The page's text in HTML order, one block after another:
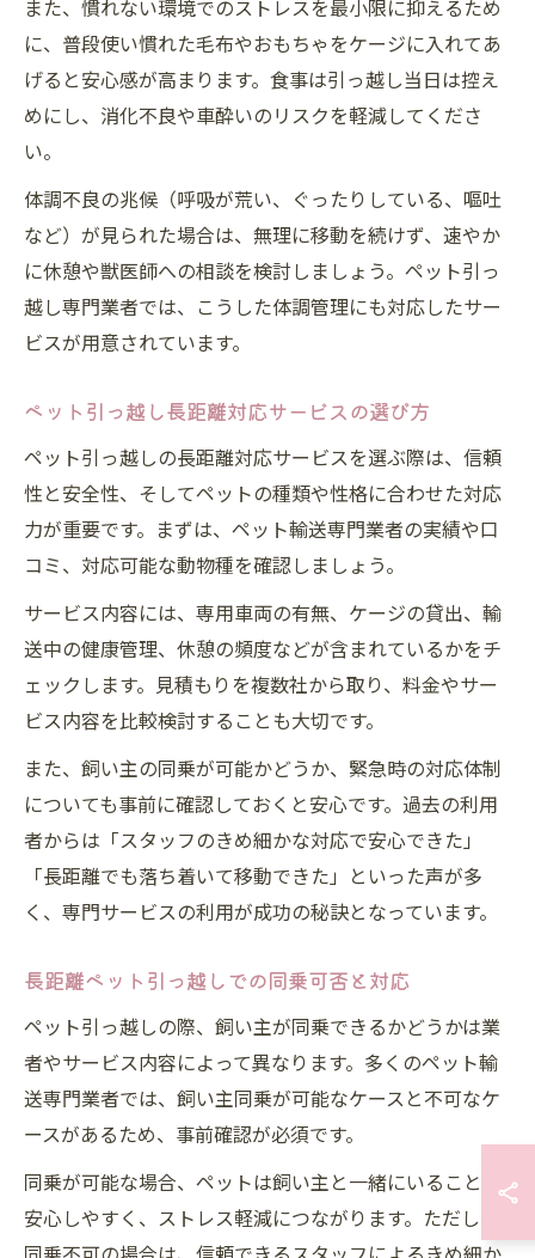
また、慣れない環境でのストレスを最小限に抑えるため
に、普段使い慣れた毛布やおもちゃをケージに入れてあ
げると安心感が高まります。食事は引っ越し当日は控え
めにし、消化不良や車酔いのリスクを軽減してくださ
い。
体調不良の兆候（呼吸が荒い、ぐったりしている、嘔吐
など）が見られた場合は、無理に移動を続けず、速やか
に休憩や獣医師への相談を検討しましょう。ペット引っ
越し専門業者では、こうした体調管理にも対応したサー
ビスが用意されています。
ペット引っ越し長距離対応サービスの選び方
ペット引っ越しの長距離対応サービスを選ぶ際は、信頼
性と安全性、そしてペットの種類や性格に合わせた対応
力が重要です。まずは、ペット輸送専門業者の実績や口
コミ、対応可能な動物種を確認しましょう。
サービス内容には、専用車両の有無、ケージの貸出、輸
送中の健康管理、休憩の頻度などが含まれているかをチ
ェックします。見積もりを複数社から取り、料金やサー
ビス内容を比較検討することも大切です。
また、飼い主の同乗が可能かどうか、緊急時の対応体制
についても事前に確認しておくと安心です。過去の利用
者からは「スタッフのきめ細かな対応で安心できた」
「長距離でも落ち着いて移動できた」といった声が多
く、専門サービスの利用が成功の秘訣となっています。
長距離ペット引っ越しでの同乗可否と対応
ペット引っ越しの際、飼い主が同乗できるかどうかは業
者やサービス内容によって異なります。多くのペット輸
送専門業者では、飼い主同乗が可能なケースと不可なケ
ースがあるため、事前確認が必須です。
同乗が可能な場合、ペットは飼い主と一緒にいることで
安心しやすく、ストレス軽減につながります。ただし、